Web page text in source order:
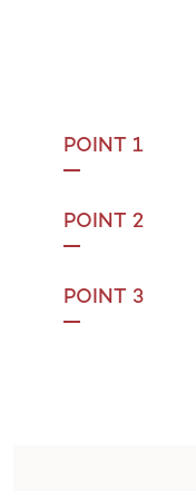
POINT 1
POINT 2
POINT 3